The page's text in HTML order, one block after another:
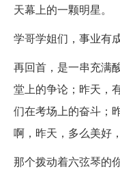
天幕上的一颗明星。
学哥学姐们，事业有
再回首，是一串充满
堂上的争论；昨天，
们在考场上的奋斗；
啊，昨天，多么美好
那个拨动着六弦琴的